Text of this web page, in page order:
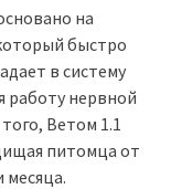
на
быстро
в систему
работу нервной
Ветом 1.1
питомца от
месяца.